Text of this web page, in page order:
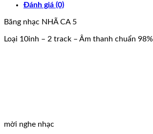
Đánh giá (0)
Băng nhạc NHÃ CA 5
Loại 10inh – 2 track – Âm thanh chuẩn 98%
mời nghe nhạc